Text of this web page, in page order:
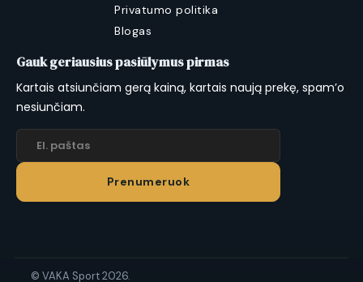
Privatumo politika
Blogas
Gauk geriausius pasiūlymus pirmas
Kartais atsiunčiam gerą kainą, kartais naują prekę, spam’o
nesiunčiam.
Prenumeruok
© VAKA Sport 2026.